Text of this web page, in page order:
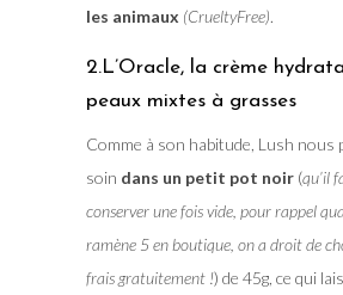
les animaux (CrueltyFree).
2.L’Oracle, la crème
peaux mixtes à grasses
Comme à son habitude, Lush nous
soin dans un petit pot noir(qu’il
conserver une fois vide, pour rappel
ramène 5 en boutique, on a droit de
frais gratuitement !) de 45g, ce qui